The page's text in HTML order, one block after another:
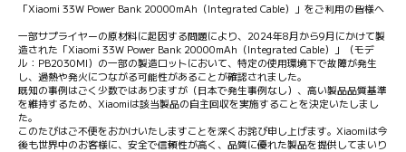
「Xiaomi 33W Power Bank 20000mAh（Integrated Cable）」をご利用の皆様へ
一部サプライヤーの原材料に起因する問題により、2024年8月から9月にかけて製
造された「Xiaomi 33W Power Bank 20000mAh（Integrated Cable）」（モデ
ル：PB2030MI）の一部の製造ロットにおいて、特定の使用環境下で故障が発生
し、過熱や発火につながる可能性があることが確認されました。
既知の事例はごく少数ではありますが（日本で発生事例なし）、高い製品品質基準
を維持するため、Xiaomiは該当製品の自主回収を実施することを決定いたしまし
た。
このたびはご不便をおかけいたしますことを深くお詫び申し上げます。Xiaomiは今
後も世界中のお客様に、安全で信頼性が高く、品質に優れた製品を提供してまいり